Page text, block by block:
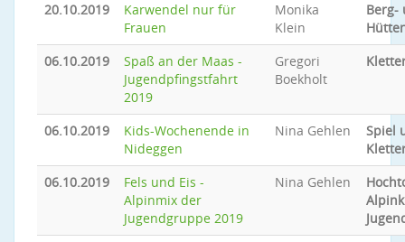
20.10.2019
Karwendel nur für
Frauen
Monika
Klein
Berg-
06.10.2019
Spaß an der Maas -
Jugendpfingstfahrt
2019
Gregori
Boekholt
06.10.2019
Kids-Wochenende in
Nideggen
Nina Gehlen
Spiel
06.10.2019
Fels und Eis -
Alpinmix der
Jugendgruppe 2019
Nina Gehlen